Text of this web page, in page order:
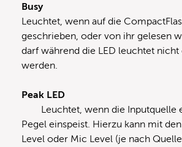
Leuchtet, wenn auf die
geschrieben, oder von ihr gelesen
darf während die LED leuchtet
werden.
Peak
Leuchtet, wenn die Inputquelle
Pegel einspeist. Hierzu kann mit
Level oder Mic Level (je nach